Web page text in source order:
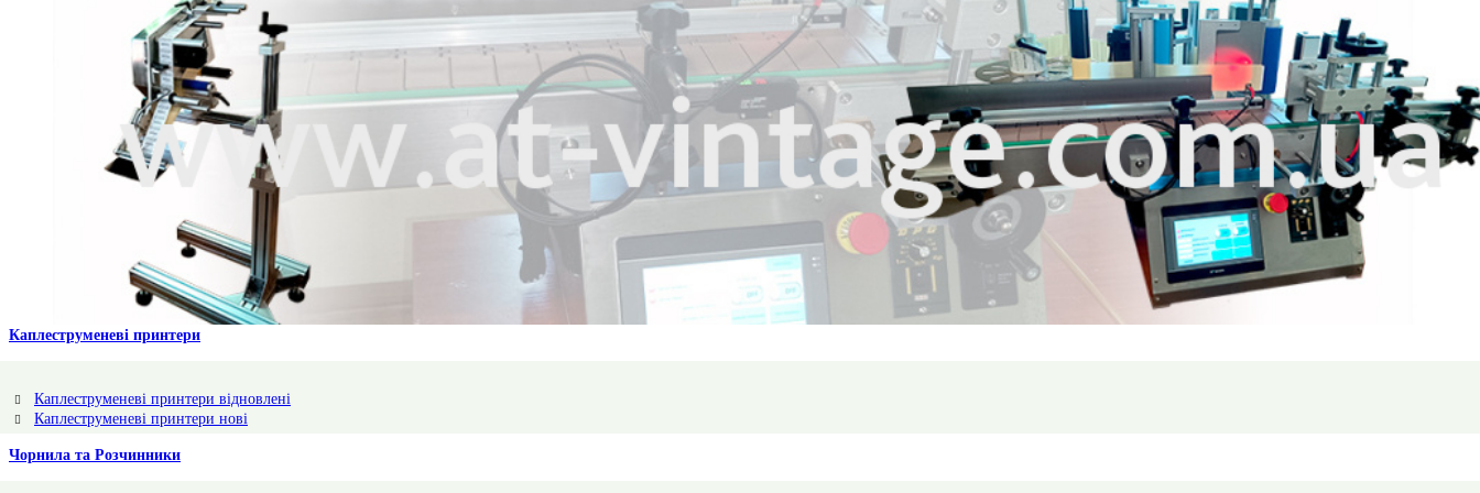
Подробнее
Каплеструменеві принтери
Каплеструменеві принтери відновлені
Каплеструменеві принтери нові
Чорнила та Розчинники